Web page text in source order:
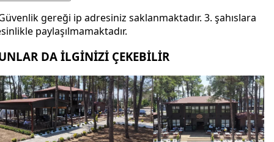
gereği ip adresiniz saklanmaktadır. 3. şahıslara
paylaşılmamaktadır.
DA İLGİNİZİ ÇEKEBİLİR